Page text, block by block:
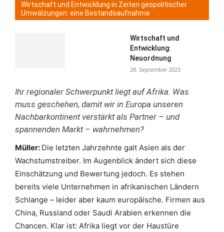
Wirtschaft und Entwicklung in Zeiten geopolitischer
Umwälzungen: eine Bestandsaufnahme
Wirtschaft und
Entwicklung:
Neuordnung
28. September 2023
Ihr regionaler Schwerpunkt liegt auf Afrika. Was
muss geschehen, damit wir in Europa unseren
Nachbarkontinent verstärkt als Partner – und
spannenden Markt – wahrnehmen?
Müller: Die letzten Jahrzehnte galt Asien als der
Wachstumstreiber. Im Augenblick ändert sich diese
Einschätzung und Bewertung jedoch. Es stehen
bereits viele Unternehmen in afrikanischen Ländern
Schlange – leider aber kaum europäische. Firmen aus
China, Russland oder Saudi Arabien erkennen die
Chancen. Klar ist: Afrika liegt vor der Haustüre